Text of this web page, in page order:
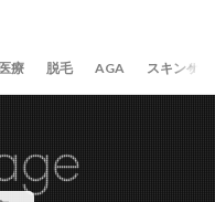
療 脱毛 AGA スキンケア